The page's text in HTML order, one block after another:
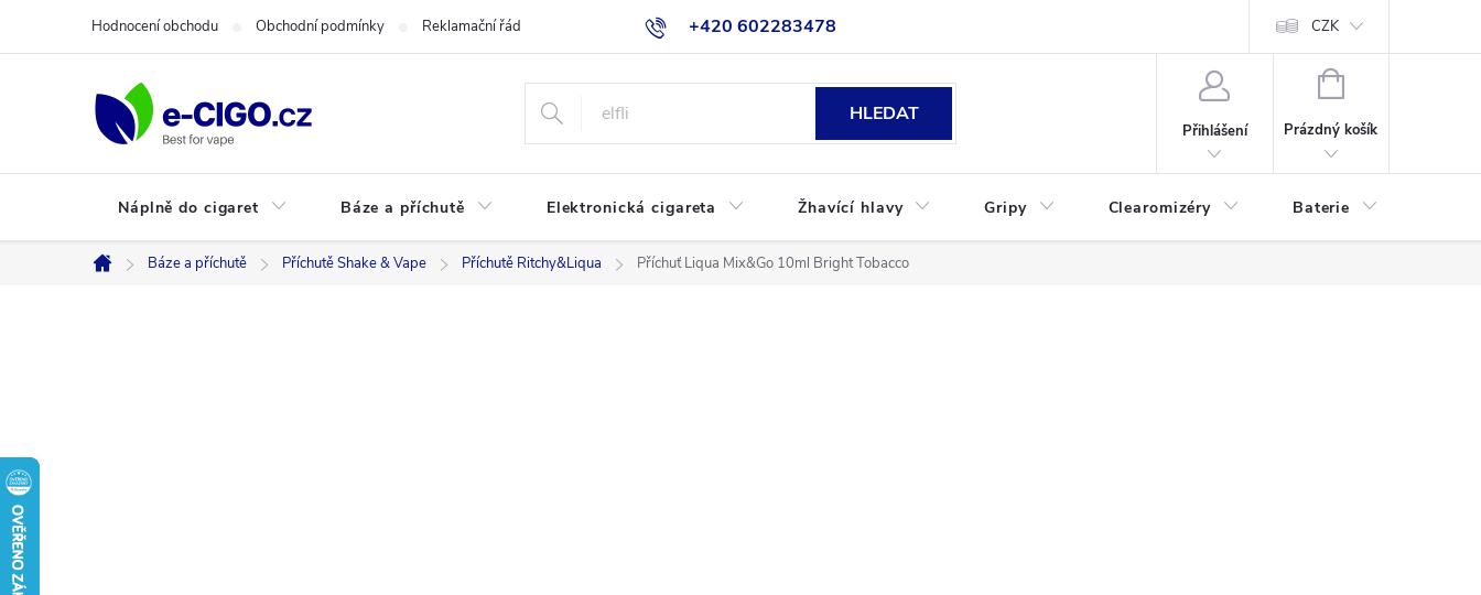
+420 602283478
Hodnocení obchodu Obchodní podmínky Reklamační řád Jak nakupovat CZK
HLEDAT
Přihlášení
NÁKUPNÍ
Prázdný košík
Náplně do cigaret Báze a příchutě Elektronická cigareta Žhavící hlavy Gripy Clearomizéry Baterie
Domů
Báze a příchutě Příchutě Shake & Vape Příchutě Ritchy&Liqua Příchuť Liqua Mix&Go 10ml Bright Tobacco